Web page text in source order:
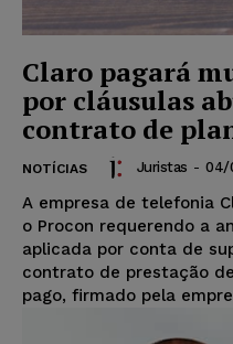
Claro pagará
por cláusulas
contrato de
NOTÍCIAS Juristas - 04/
A empresa de telefonia
o Procon requerendo a
aplicada por conta de
contrato de prestação
pago, firmado pela